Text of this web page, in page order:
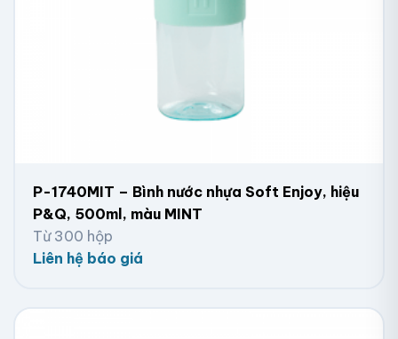
P-1740MIT – Bình nước nhựa Soft Enjoy, hiệu
P&Q, 500ml, màu MINT
Từ 300 hộp
Liên hệ báo giá